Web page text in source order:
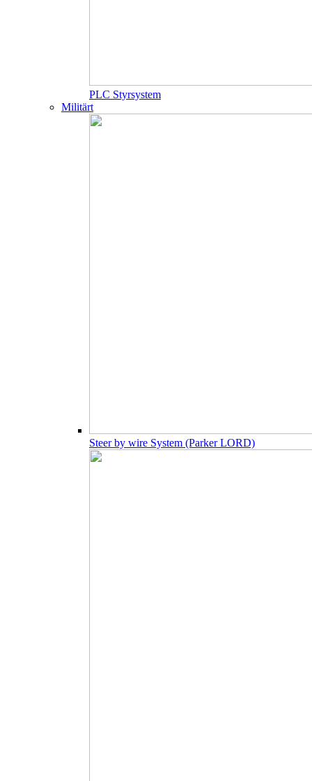
PLC Styrsystem
Militärt
Steer by wire System (Parker LORD)